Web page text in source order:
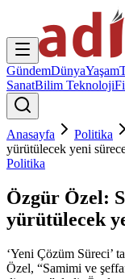
GündemDünyaYaşam
SanatBilim Teknoloji
Anasayfa Politika
yürütülecek yeni
Politika
Özgür Özel:
yürütülecek
‘Yeni Çözüm Süreci’
Özel, “Samimi ve